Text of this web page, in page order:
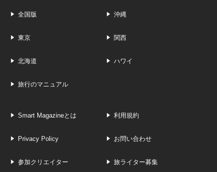
全国版 沖縄
東京 関西
北海道 ハワイ
旅行のマニュアル
Smart Magazineとは 利用規約
Privacy Policy お問い合わせ
参加クリエイター 旅ライター募集